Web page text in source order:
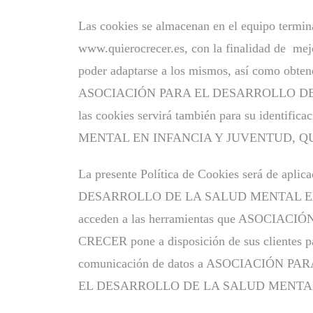
Las cookies se almacenan en el equipo
www.quierocrecer.es, con la finalidad de
poder adaptarse a los mismos, así como
ASOCIACIÓN PARA EL DESARROLLO
las cookies servirá también para su
MENTAL EN INFANCIA Y JUVENTUD,
La presente Política de Cookies será de
DESARROLLO DE LA SALUD MENTAL
acceden a las herramientas que
CRECER pone a disposición de sus clientes
comunicación de datos a ASOCIACIÓN
EL DESARROLLO DE LA SALUD